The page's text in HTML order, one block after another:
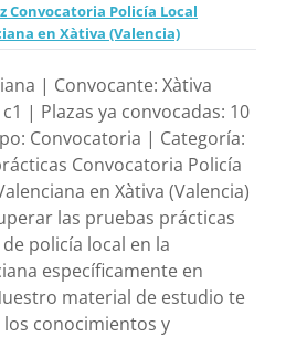
Convocatoria Policía Local
en Xàtiva (Valencia)
| Convocante: Xàtiva
| Plazas ya convocadas: 10
Convocatoria | Categoría:
Convocatoria Policía
en Xàtiva (Valencia)
las pruebas prácticas
policía local en la
específicamente en
material de estudio te
conocimientos y